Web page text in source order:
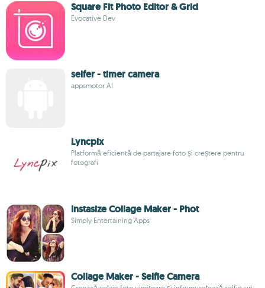
Square Fit Photo Editor & Grid
Evocative Dev
selfer - timer camera
appsmotor AI
Lyncpix
Platformă eficientă de partajare foto și creștere pentru
fotografi
Instasize Collage Maker - Phot
Simply Entertaining Apps
Collage Maker - Selfie Camera